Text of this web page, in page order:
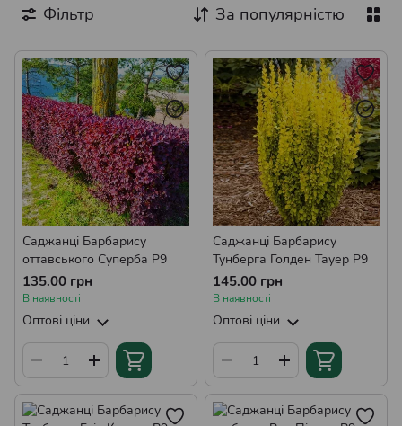
Саджанці Вейгели Саджанці Піраканти
Саджанці Пухироплідника Саджанці Бузини
Саджанці Форзиції Саджанці Мигдалю Декоративного
Саджанці Дерена Саджанці Кущової Верби
Саджанці Гібіскуса Саджанці Буддлеї
Саджанці Тамариксу Саджанці Олеандру
Саджанці Рододендронів Саджанці Дипладенії
Саджанці Каріоптеріса Саджанці Фотинії
Саджанці Пієріса Саджанці Лагерстремії
Саджанці Еріки Саджанці Вереску
Фільтр За популярністю
Саджанці Барбарису
оттавського Суперба Р9
135.00 грн
В наявності
Оптові ціни
Саджанці Барбарису
Тунберга Голден Тауер Р9
145.00 грн
В наявності
Оптові ціни